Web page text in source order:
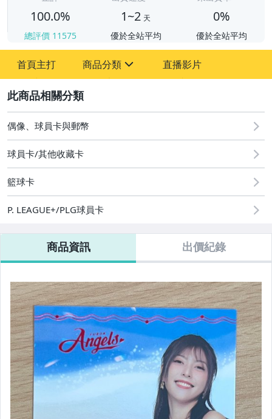
100.0%
總評價 11575
1~2 天
優於全站平均
0%
優於全站平均
首頁主打 商品分類
直購 - NBA PRIZM 新秀 RC
08/07 (五) 結標
08/08 (六) 結標
08/09 (日) 結標
其它
直播影片
偶像、球員卡與郵幣
球員卡/其他收藏卡
籃球卡
P. LEAGUE+/PLG球員卡
商品資訊 出價紀錄